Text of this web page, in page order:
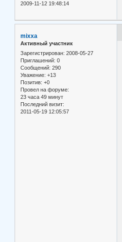
2009-11-12 19:48:14
mixxa
Активный участник
Зарегистрирован: 2008-05-27
Приглашений: 0
Сообщений: 290
Уважение: +13
Позитив: +0
Провел на форуме:
23 часа 49 минут
Последний визит:
2011-05-19 12:05:57